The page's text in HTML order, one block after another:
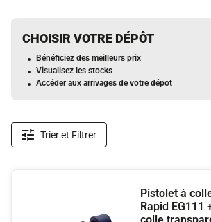
CHOISIR VOTRE DÉPÔT
Bénéficiez des meilleurs prix
Visualisez les stocks
Accéder aux arrivages de votre dépot
Trier et Filtrer
Pistolet à
Rapid EG111